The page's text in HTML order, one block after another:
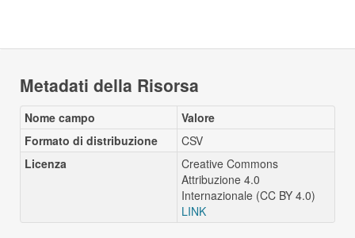
Metadati della Risorsa
Nome campo
Valore
Formato di distribuzione
CSV
Licenza
Creative Commons
Attribuzione 4.0
Internazionale (CC BY 4.0)
LINK